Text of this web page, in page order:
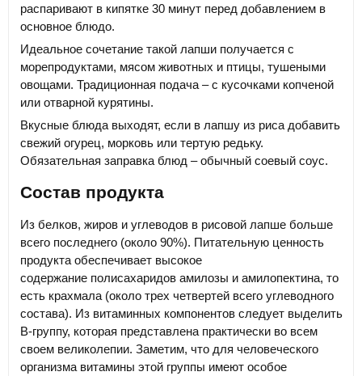
распаривают в кипятке 30 минут перед добавлением в
основное блюдо.
Идеальное сочетание такой лапши получается с
морепродуктами, мясом животных и птицы, тушеными
овощами. Традиционная подача – с кусочками копченой
или отварной курятины.
Вкусные блюда выходят, если в лапшу из риса добавить
свежий огурец, морковь или тертую редьку.
Обязательная заправка блюд – обычный соевый соус.
Состав продукта
Из белков, жиров и углеводов в рисовой лапше больше
всего последнего (около 90%). Питательную ценность
продукта обеспечивает высокое
содержание полисахаридов амилозы и амилопектина, то
есть крахмала (около трех четвертей всего углеводного
состава). Из витаминных компонентов следует выделить
В-группу, которая представлена практически во всем
своем великолепии. Заметим, что для человеческого
организма витамины этой группы имеют особое